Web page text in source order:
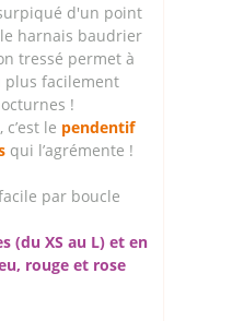
d'un point
harnais baudrier
tressé permet à
plus facilement
!
le pendentif
qui l’agrémente !
par boucle
(du XS au L) et en
rouge et rose